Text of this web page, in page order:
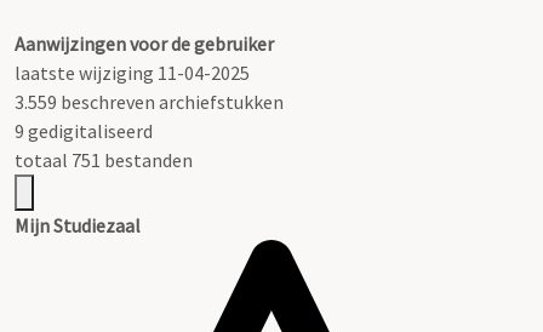
Aanwijzingen voor de gebruiker
laatste wijziging 11-04-2025
3.559 beschreven archiefstukken
9 gedigitaliseerd
totaal 751 bestanden
Mijn Studiezaal